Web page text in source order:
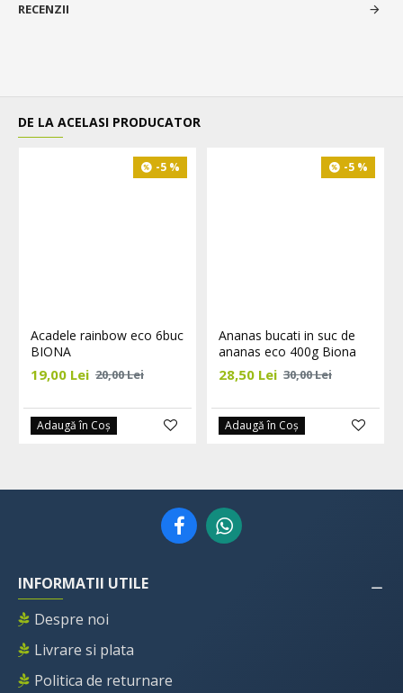
RECENZII
DE LA ACELASI PRODUCATOR
-5 %
Acadele rainbow eco 6buc
BIONA
19,00 Lei 20,00 Lei
Adaugă în Coş
-5 %
Ananas bucati in suc de
ananas eco 400g Biona
28,50 Lei 30,00 Lei
Adaugă în Coş
INFORMATII UTILE
Despre noi
Livrare si plata
Politica de returnare